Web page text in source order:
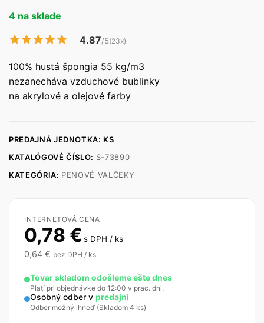
4 na sklade
4.87/5(23x)
100% hustá špongia 55 kg/m3
nezanecháva vzduchové bublinky
na akrylové a olejové farby
PREDAJNÁ JEDNOTKA: KS
KATALÓGOVÉ ČÍSLO: S-73890
KATEGÓRIA: PENOVÉ VALČEKY
INTERNETOVÁ CENA
0,78 € s DPH / ks
0,64 € bez DPH / ks
Tovar skladom odošleme ešte dnes
Platí pri objednávke do 12:00 v prac. dni.
Osobný odber v predajni
Odber možný ihneď (Skladom 4 ks)